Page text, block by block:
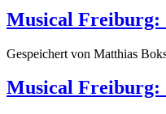
Musical Freiburg:
Gespeichert von Matthias
Musical Freiburg: